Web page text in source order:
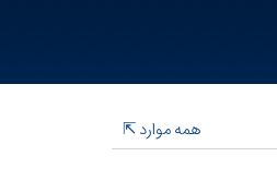
همه موارد